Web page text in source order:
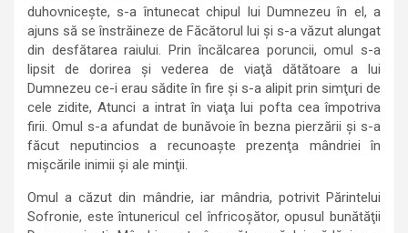
duhovniceşte, s-a întunecat chipul lui Dumnezeu în el, a
ajuns să se înstrăineze de Făcătorul lui şi s-a văzut alungat
din desfătarea raiului. Prin încălcarea poruncii, omul s-a
lipsit de dorirea şi vederea de viaţă dătătoare a lui
Dumnezeu ce-i erau sădite în fire şi s-a alipit prin simţuri de
cele zidite, Atunci a intrat în viaţa lui pofta cea împotriva
firii. Omul s-a afundat de bunăvoie în bezna pierzării şi s-a
făcut neputincios a recunoaşte prezenţa mândriei în
mişcările inimii şi ale minţii.
Omul a căzut din mândrie, iar mândria, potrivit Părintelui
Sofronie, este întunericul cel înfricoşător, opusul bunătăţii